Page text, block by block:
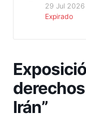
29 Jul 2026
Expirado
Irán”